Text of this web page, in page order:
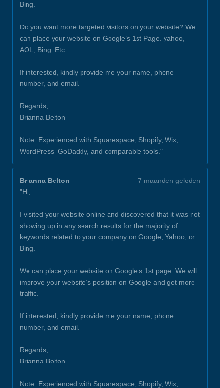
Bing.
Do you want more targeted visitors on your website? We
can place your website on Google’s 1st Page. yahoo,
AOL, Bing. Etc.
If interested, kindly provide me your name, phone
number, and email.
Regards,
Brianna Belton
Note: Experienced with Squarespace, Shopify, Wix,
WordPress, GoDaddy, and comparable tools."
Brianna Belton
7 maanden geleden
"Hi,
I visited your website online and discovered that it was not
showing up in any search results for the majority of
keywords related to your company on Google, Yahoo, or
Bing.
We can place your website on Google's 1st page. We will
improve your website’s position on Google and get more
traffic.
If interested, kindly provide me your name, phone
number, and email.
Regards,
Brianna Belton
Note: Experienced with Squarespace, Shopify, Wix,